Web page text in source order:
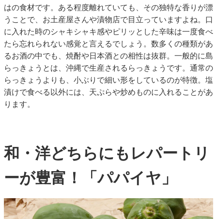
はの食材です。ある程度離れていても、その独特な香りが漂
うことで、お土産屋さんや漬物店で目立っていますよね。口
に入れた時のシャキシャキ感やピリッとした辛味は一度食べ
たら忘れられない感覚と言えるでしょう。数多くの種類があ
るお酒の中でも、焼酎や日本酒との相性は抜群。一般的に島
らっきょうとは、沖縄で生産されるらっきょうです。通常の
らっきょうよりも、小ぶりで細い形をしているのが特徴。塩
漬けで食べる以外には、天ぷらや炒めものに入れることがあ
ります。
和・洋どちらにもレパートリ
ーが豊富！「パパイヤ」